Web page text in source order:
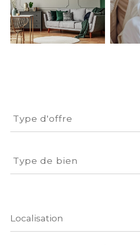
d'offre
Type d'offre
de
bien
Type de bien